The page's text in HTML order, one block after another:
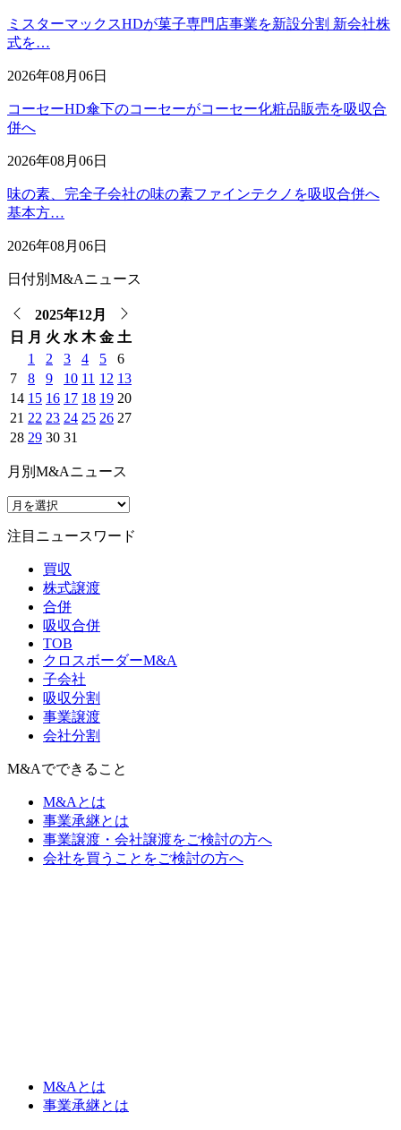
ミスターマックスHDが菓子専門店事業を新設分割 新会社株
式を…
2026年08月06日
コーセーHD傘下のコーセーがコーセー化粧品販売を吸収合
併へ
2026年08月06日
味の素、完全子会社の味の素ファインテクノを吸収合併へ
基本方…
2026年08月06日
日付別M&Aニュース
2025年12月
日
月 火 水 木 金 土
1
2 3 4 5
6
7
8 9 10 11 12 13
14 15 16 17 18 19 20
21 22 23 24 25 26 27
28 29 30 31
月別M&Aニュース
注目ニュースワード
買収
株式譲渡
合併
吸収合併
TOB
クロスボーダーM&A
子会社
吸収分割
事業譲渡
会社分割
M&Aでできること
M&Aとは
事業承継とは
事業譲渡・会社譲渡をご検討の方へ
会社を買うことをご検討の方へ
M&Aとは
事業承継とは